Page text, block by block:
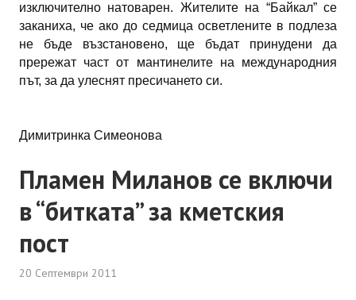
изключително натоварен. Жителите на “Байкал” се
заканиха, че ако до седмица осветлените в подлеза
не бъде възстановено, ще бъдат принудени да
прережат част от мантинелите на международния
път, за да улеснят пресичането си.
Димитринка Симеонова
Пламен Миланов се включи
в “битката” за кметския
пост
20 Септември 2011